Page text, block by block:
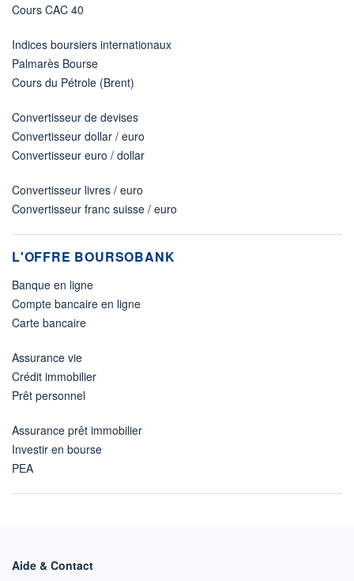
Cours CAC 40
Indices boursiers internationaux
Palmarès Bourse
Cours du Pétrole (Brent)
Convertisseur de devises
Convertisseur dollar / euro
Convertisseur euro / dollar
Convertisseur livres / euro
Convertisseur franc suisse / euro
L'OFFRE BOURSOBANK
Banque en ligne
Compte bancaire en ligne
Carte bancaire
Assurance vie
Crédit immobilier
Prêt personnel
Assurance prêt immobilier
Investir en bourse
PEA
Aide & Contact